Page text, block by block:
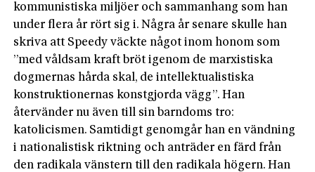
kommunistiska miljöer och sammanhang som han
under flera år rört sig i. Några år senare skulle han
skriva att Speedy väckte något inom honom som
”med våldsam kraft bröt igenom de marxistiska
dogmernas hårda skal, de intellektualistiska
konstruktionernas konstgjorda vägg”. Han
återvänder nu även till sin barndoms tro:
katolicismen. Samtidigt genomgår han en vändning
i nationalistisk riktning och anträder en färd från
den radikala vänstern till den radikala högern. Han